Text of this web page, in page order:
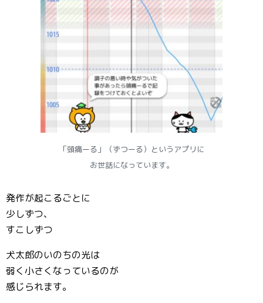
「頭痛ーる」（ずつーる）というアプリに
お世話になっています。
発作が起こるごとに
少しずつ、
すこしずつ
犬太郎のいのちの光は
弱く小さくなっているのが
感じられます。